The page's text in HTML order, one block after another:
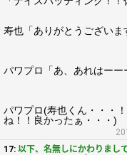
寿也「ありがとうございま
パワプロ「あ、あれはーー
パワプロ(寿也くん・・・
ね！！良かったぁ・・・)
17: 以下、名無しにかわりまし